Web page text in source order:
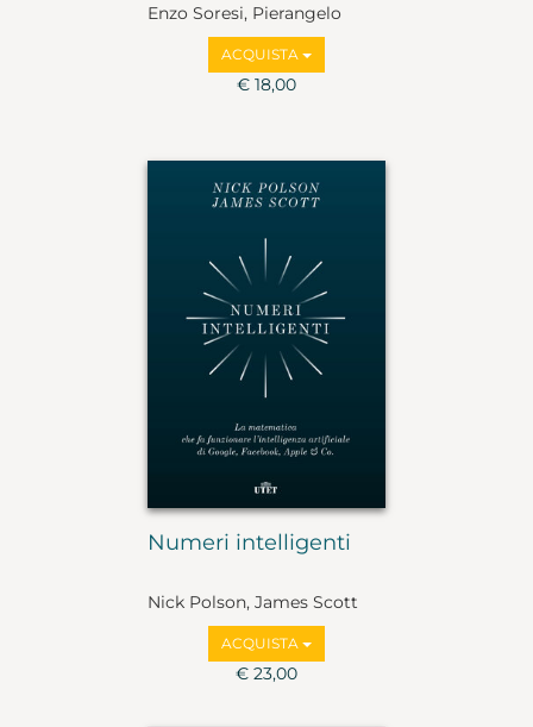
Enzo Soresi, Pierangelo
ACQUISTA
€ 18,00
Numeri intelligenti
Nick Polson, James Scott
ACQUISTA
€ 23,00